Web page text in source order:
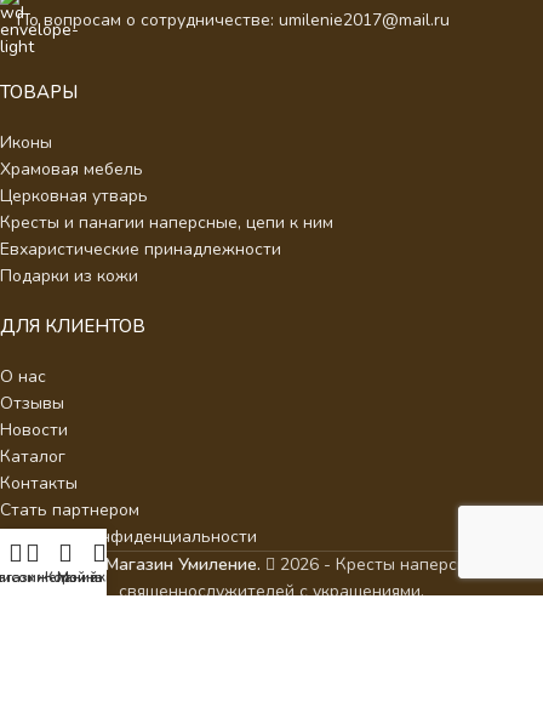
По вопросам о сотрудничестве: umilenie2017@mail.ru
ТОВАРЫ
Иконы
Храмовая мебель
Церковная утварь
Кресты и панагии наперсные, цепи к ним
Евхаристические принадлежности
Подарки из кожи
ДЛЯ КЛИЕНТОВ
О нас
Отзывы
Новости
Каталог
Контакты
Стать партнером
Политика конфиденциальности
Интернет Магазин Умиление.
2026 - Кресты наперсные для
священнослужителей с украшениями.
желаний
Корзина
Мой аккаунт